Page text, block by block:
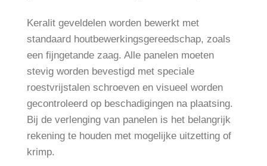
Keralit geveldelen worden bewerkt met
standaard houtbewerkingsgereedschap, zoals
een fijngetande zaag. Alle panelen moeten
stevig worden bevestigd met speciale
roestvrijstalen schroeven en visueel worden
gecontroleerd op beschadigingen na plaatsing.
Bij de verlenging van panelen is het belangrijk
rekening te houden met mogelijke uitzetting of
krimp.